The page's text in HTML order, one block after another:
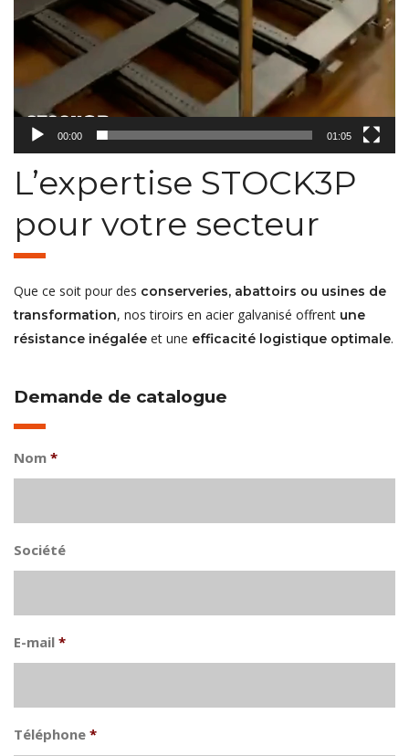
00:00 01:05
L’expertise STOCK3P
pour votre secteur
Que ce soit pour des conserveries, abattoirs ou usines de
transformation, nos tiroirs en acier galvanisé offrent une
résistance inégalée et une efficacité logistique optimale.
Demande de catalogue
Nom *
Société
E-mail *
Téléphone *